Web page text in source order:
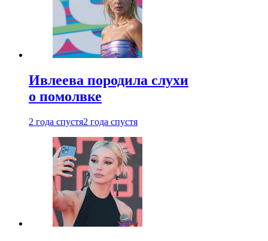
Ивлеева породила слухи
о помолвке
2 года спустя2 года спустя